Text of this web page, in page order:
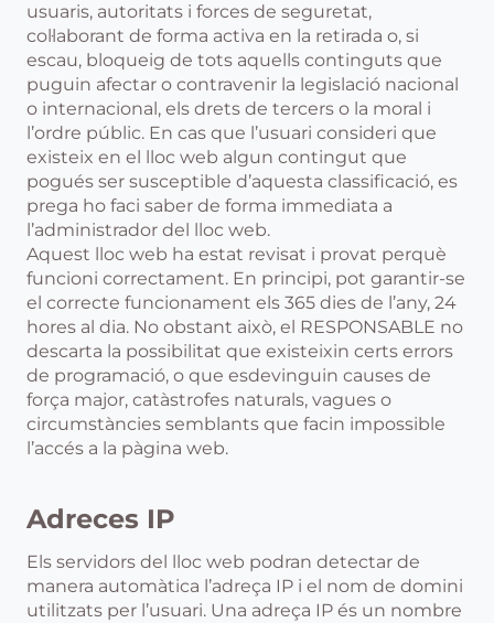
usuaris, autoritats i forces de seguretat,
col·laborant de forma activa en la retirada o, si
escau, bloqueig de tots aquells continguts que
puguin afectar o contravenir la legislació nacional
o internacional, els drets de tercers o la moral i
l’ordre públic. En cas que l’usuari consideri que
existeix en el lloc web algun contingut que
pogués ser susceptible d’aquesta classificació, es
prega ho faci saber de forma immediata a
l’administrador del lloc web.
Aquest lloc web ha estat revisat i provat perquè
funcioni correctament. En principi, pot garantir-se
el correcte funcionament els 365 dies de l’any, 24
hores al dia. No obstant això, el RESPONSABLE no
descarta la possibilitat que existeixin certs errors
de programació, o que esdevinguin causes de
força major, catàstrofes naturals, vagues o
circumstàncies semblants que facin impossible
l’accés a la pàgina web.
Adreces IP
Els servidors del lloc web podran detectar de
manera automàtica l’adreça IP i el nom de domini
utilitzats per l’usuari. Una adreça IP és un nombre